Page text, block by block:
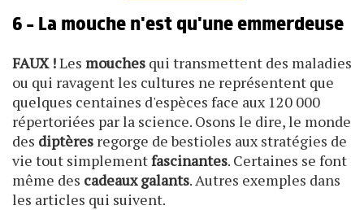
6 - La mouche n'est qu'une emmerdeuse
FAUX !Les mouches qui transmettent des maladies
ou qui ravagent les cultures ne représentent que
quelques centaines d'espèces face aux 120 000
répertoriées par la science. Osons le dire, le monde
des diptères regorge de bestioles aux stratégies de
vie tout simplementfascinantes. Certaines se font
même des cadeaux galants. Autres exemples dans
les articles qui suivent.